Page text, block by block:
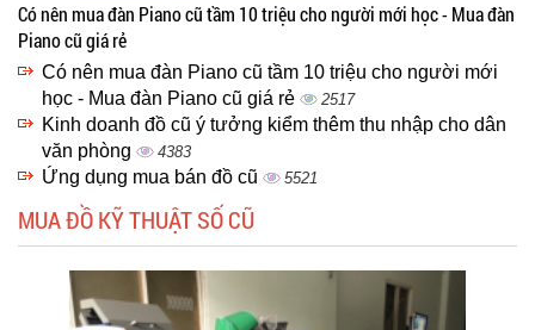
Có nên mua đàn Piano cũ tầm 10 triệu cho người mới học - Mua đàn
Piano cũ giá rẻ
Có nên mua đàn Piano cũ tầm 10 triệu cho người mới
học - Mua đàn Piano cũ giá rẻ
2517
Kinh doanh đồ cũ ý tưởng kiểm thêm thu nhập cho dân
văn phòng
4383
Ứng dụng mua bán đồ cũ 5521
MUA ĐỒ KỸ THUẬT SỐ CŨ